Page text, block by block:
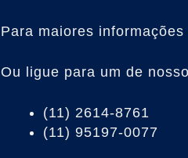
Para maiores informações
Ou ligue para um de
(11) 2614-8761
(11) 95197-0077